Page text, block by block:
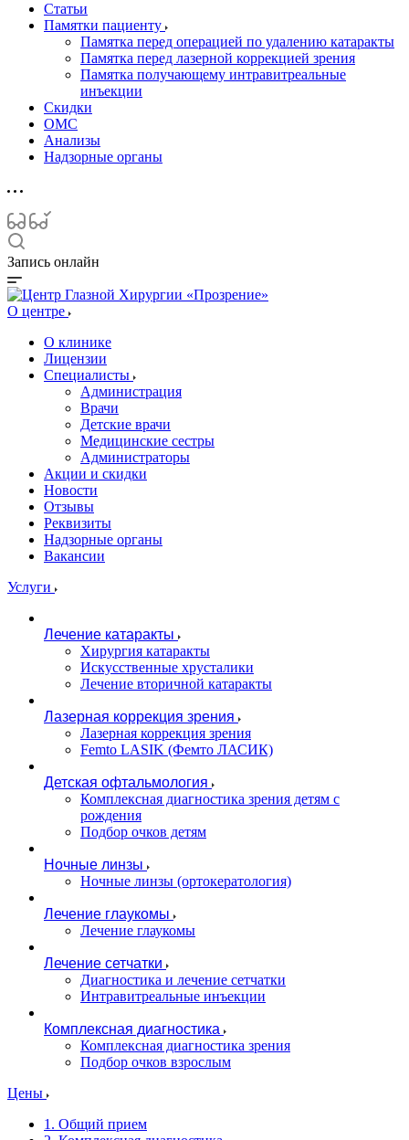
Статьи
Памятки пациенту
Памятка перед операцией по удалению катаракты
Памятка перед лазерной коррекцией зрения
Памятка получающему интравитреальные
инъекции
Скидки
ОМС
Анализы
Надзорные органы
Запись онлайн
О центре
О клинике
Лицензии
Специалисты
Администрация
Врачи
Детские врачи
Медицинские сестры
Администраторы
Акции и скидки
Новости
Отзывы
Реквизиты
Надзорные органы
Вакансии
Услуги
Лечение катаракты
Хирургия катаракты
Искусственные хрусталики
Лечение вторичной катаракты
Лазерная коррекция зрения
Лазерная коррекция зрения
Femto LASIK (Фемто ЛАСИК)
Детская офтальмология
Комплексная диагностика зрения детям c
рождения
Подбор очков детям
Ночные линзы
Ночные линзы (ортокератология)
Лечение глаукомы
Лечение глаукомы
Лечение сетчатки
Диагностика и лечение сетчатки
Интравитреальные инъекции
Комплексная диагностика
Комплексная диагностика зрения
Подбор очков взрослым
Цены
1. Общий прием